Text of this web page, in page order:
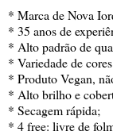
* Marca de Nova
* 35 anos de
* Alto padrão de
* Variedade de
* Produto Vegan,
* Alto brilho e
* Secagem rápida;
* 4 free: livre de